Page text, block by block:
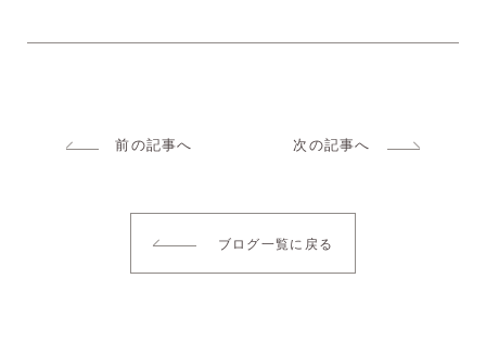
前の記事へ 次の記事へ
ブログ一覧に戻る